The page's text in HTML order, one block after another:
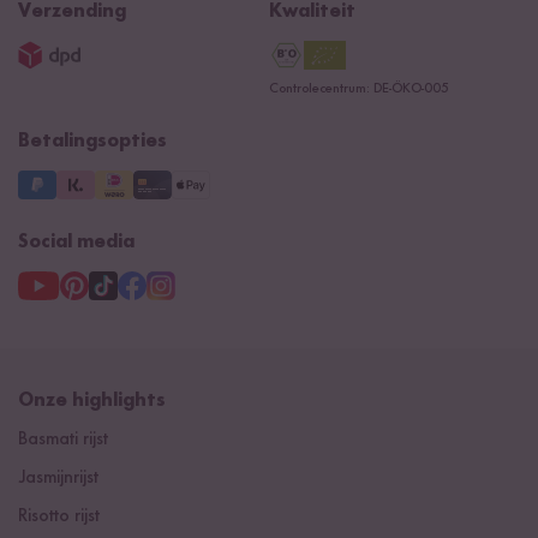
Reishunger lexicon
Contacteer ons
Impressum
Verzending
Kwaliteit
Controlecentrum: DE-ÖKO-005
Betalingsopties
Social media
Onze highlights
Basmati rijst
Jasmijnrijst
Risotto rijst